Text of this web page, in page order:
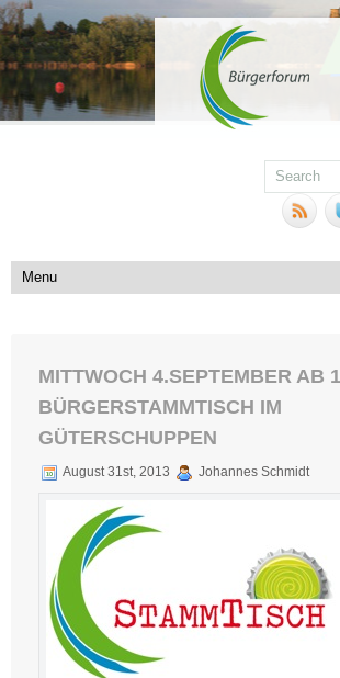
MITTWOCH 4.SEPTEMBER AB
BÜRGERSTAMMTISCH IM
GÜTERSCHUPPEN
August 31st, 2013 Johannes Schmidt